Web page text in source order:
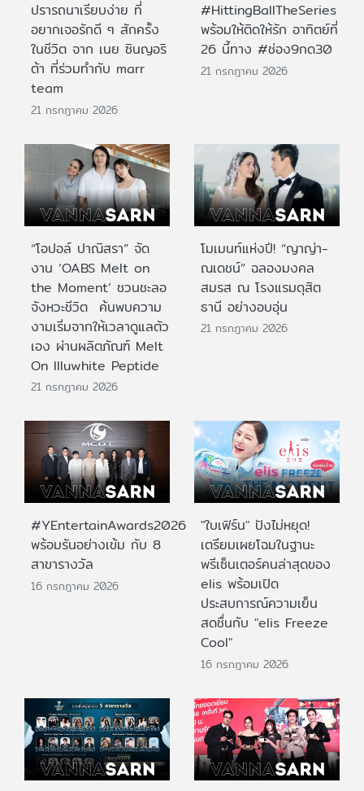
ปรารถนาเรียบง่าย ที่
อยากเจอรักดี ๆ สักครั้ง
ในชีวิต จาก เนย ซินญอริ
ต้า ที่ร่วมทำกับ marr
team
21 กรกฎาคม 2026
#HittingBallTheSeries
พร้อมให้ติดให้รัก อาทิตย์ที่
26 นี้ทาง #ช่อง9กด30
21 กรกฎาคม 2026
“โอปอล์ ปาณิสรา” จัด
งาน ‘OABS Melt on
the Moment’ ชวนชะลอ
จังหวะชีวิต ค้นพบความ
งามเริ่มจากให้เวลาดูแลตัว
เอง ผ่านผลิตภัณฑ์ Melt
On Illuwhite Peptide
21 กรกฎาคม 2026
โมเมนท์แห่งปี! “ญาญ่า-
ณเดชน์” ฉลองมงคล
สมรส ณ โรงแรมดุสิต
ธานี อย่างอบอุ่น
21 กรกฎาคม 2026
#YEntertainAwards2026
พร้อมรันอย่างเข้ม กับ 8
สาขารางวัล
16 กรกฎาคม 2026
"ใบเฟิร์น" ปังไม่หยุด!
เตรียมเผยโฉมในฐานะ
พรีเซ็นเตอร์คนล่าสุดของ
elis พร้อมเปิด
ประสบการณ์ความเย็น
สดชื่นกับ "elis Freeze
Cool"
16 กรกฎาคม 2026